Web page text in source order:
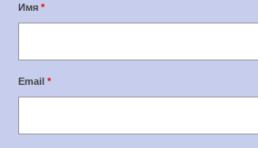
Имя *
Email *